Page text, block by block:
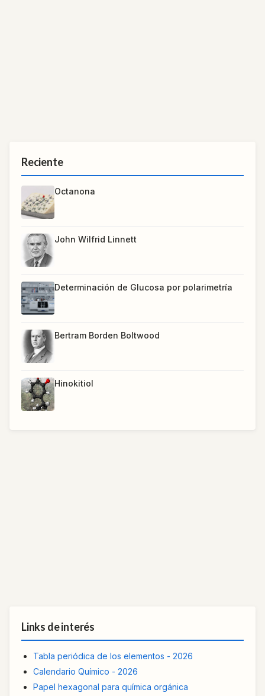
Reciente
Octanona
John Wilfrid Linnett
Determinación de Glucosa por polarimetría
Bertram Borden Boltwood
Hinokitiol
Links de interés
Tabla periódica de los elementos - 2026
Calendario Químico - 2026
Papel hexagonal para química orgánica